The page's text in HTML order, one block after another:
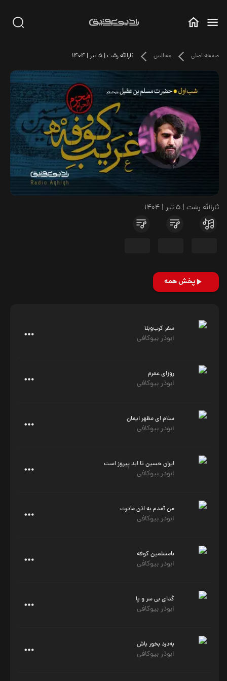
صفحه اصلی مجالس ثارالله رشت | 5 تیر | 1404
ثارالله رشت | 5 تیر | 1404
پخش همه
سفر کرب‌وبلا
ابوذر بیوکافی
روزای عمرم
ابوذر بیوکافی
سلام ای مظهر ایمان
ابوذر بیوکافی
ایران حسین تا ابد پیروز است
ابوذر بیوکافی
من آمدم به اذن مادرت
ابوذر بیوکافی
نامسلمین کوفه
ابوذر بیوکافی
گدای بی سر و پا
ابوذر بیوکافی
به‌درد بخور باش
ابوذر بیوکافی